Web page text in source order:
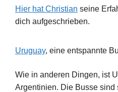
Hier hat Christian seine
dich aufgeschrieben.
Uruguay, eine entspannte
Wie in anderen Dingen, ist
Argentinien. Die Busse sind